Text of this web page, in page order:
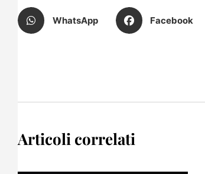
WhatsApp Facebook
Articoli correlati